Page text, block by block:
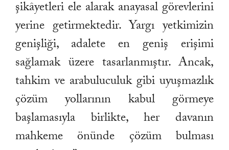
şikâyetleri ele alarak anayasal görevlerini
yerine getirmektedir. Yargı yetkimizin
genişliği, adalete en geniş erişimi
sağlamak üzere tasarlanmıştır. Ancak,
tahkim ve arabuluculuk gibi uyuşmazlık
çözüm yollarının kabul görmeye
başlamasıyla birlikte, her davanın
mahkeme önünde çözüm bulması